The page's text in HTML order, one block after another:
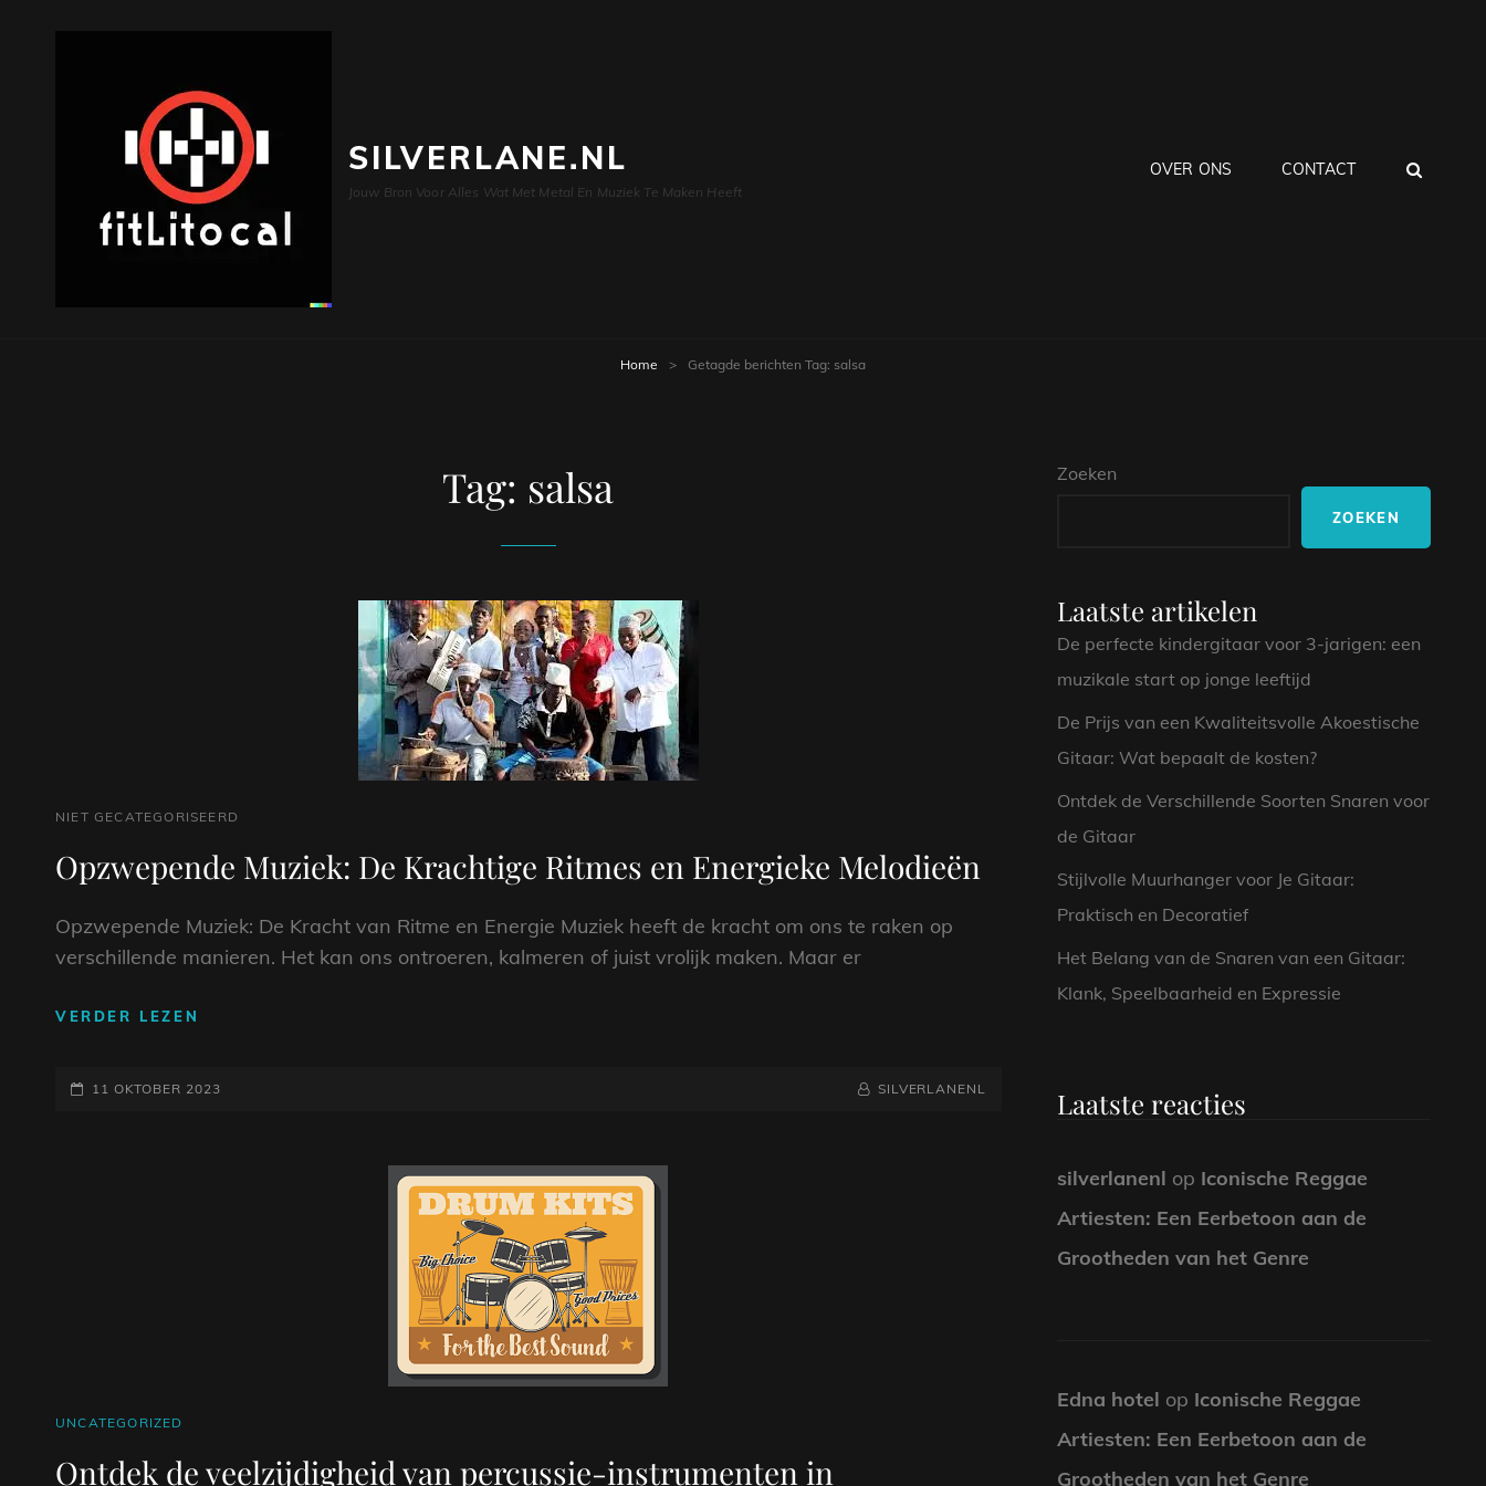
SILVERLANE.NL
Jouw Bron Voor Alles Wat Met Metal En Muziek Te Maken Heeft
OVER ONS CONTACT
Home > Getagde berichten Tag: salsa
Tag: salsa
CAT
NIET GECATEGORISEERD
Opzwepende Muziek: De Krachtige Ritmes en Energieke Melodieën
Opzwepende Muziek: De Kracht van Ritme en Energie Muziek heeft de kracht om ons te raken op
verschillende manieren. Het kan ons ontroeren, kalmeren of juist vrolijk maken. Maar er
VERDER LEZEN
KRACHTIGE
GEPLAATST
11 OKTOBER 2023 NAAMREGEL
BYLINE
SILVERLANENL
CAT
UNCATEGORIZED
Ontdek de veelzijdigheid van percussie-instrumenten in
Zoeken
ZOEKEN
Laatste artikelen
De perfecte kindergitaar voor 3-jarigen: een
muzikale start op jonge leeftijd
De Prijs van een Kwaliteitsvolle Akoestische
Gitaar: Wat bepaalt de kosten?
Ontdek de Verschillende Soorten Snaren voor
de Gitaar
Stijlvolle Muurhanger voor Je Gitaar:
Praktisch en Decoratief
Het Belang van de Snaren van een Gitaar:
Klank, Speelbaarheid en Expressie
Laatste reacties
silverlanenl op Iconische Reggae
Artiesten: Een Eerbetoon aan de
Grootheden van het Genre
Edna hotel op Iconische Reggae
Artiesten: Een Eerbetoon aan de
Grootheden van het Genre